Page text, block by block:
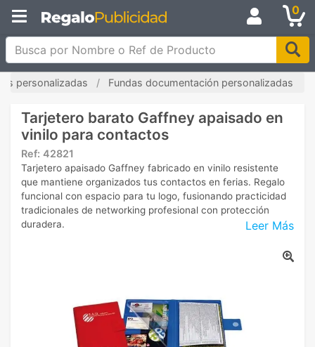
0
Busca por Nombre o Ref de Producto
personalizadas Fundas documentación personalizadas
Tarjetero barato Gaffney apaisado en
vinilo para contactos
Ref: 42821
Leer Más
Tarjetero apaisado Gaffney fabricado en vinilo resistente
que mantiene organizados tus contactos en ferias. Regalo
funcional con espacio para tu logo, fusionando practicidad
tradicionales de networking profesional con protección
duradera.